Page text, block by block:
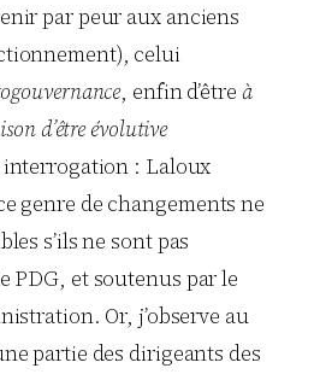
par peur aux anciens
celui
, enfin d’être à
d’être évolutive
: Laloux
genre de changements ne
s’ils ne sont pas
PDG, et soutenus par le
Or, j’observe au
partie des dirigeants des